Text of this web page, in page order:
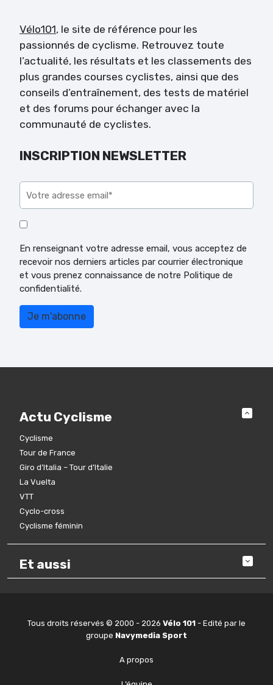
Vélo101, le site de référence pour les
passionnés de cyclisme. Retrouvez toute
l’actualité, les résultats et les classements des
plus grandes courses cyclistes, ainsi que des
conseils d’entraînement, des tests de matériel
et des forums pour échanger avec la
communauté de cyclistes.
INSCRIPTION NEWSLETTER
En renseignant votre adresse email, vous acceptez de
recevoir nos derniers articles par courrier électronique
et vous prenez connaissance de notre Politique de
confidentialité.
Actu Cyclisme
Cyclisme
Tour de France
Giro d’Italia – Tour d’Italie
La Vuelta
VTT
Cyclo-cross
Cyclisme féminin
Et aussi
Tous droits réservés © 2000 - 2026 Vélo 101 - Edité par le
groupe Navymedia Sport
A propos